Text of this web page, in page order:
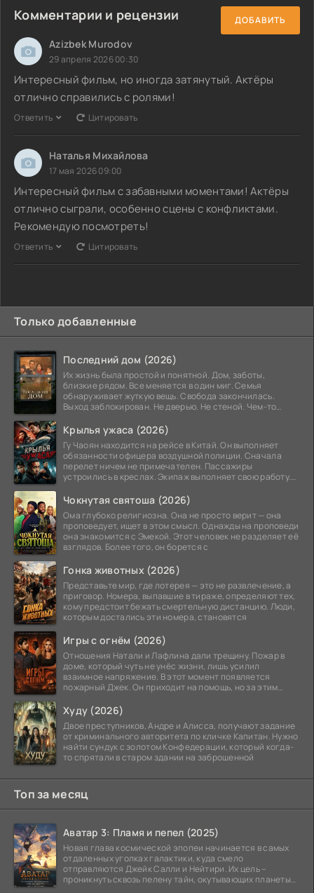
Комментарии и рецензии ДОБАВИТЬ
Azizbek Murodov
29 апреля 2026 00:30
Интересный фильм, но иногда затянутый. Актёры
отлично справились с ролями!
Ответить Цитировать
Наталья Михайлова
17 мая 2026 09:00
Интересный фильм с забавными моментами! Актёры
отлично сыграли, особенно сцены с конфликтами.
Рекомендую посмотреть!
Ответить Цитировать
Только добавленные
Последний дом (2026)
Их жизнь была простой и понятной. Дом, заботы,
близкие рядом. Все меняется в один миг. Семья
обнаруживает жуткую вещь. Свобода закончилась.
Выход заблокирован. Не дверью. Не стеной. Чем-то
Крылья ужаса (2026)
Гу Чаоян находится на рейсе в Китай. Он выполняет
обязанности офицера воздушной полиции. Сначала
перелет ничем не примечателен. Пассажиры
устроились в креслах. Экипаж выполняет свою работу.
Чокнутая святоша (2026)
Ома глубоко религиозна. Она не просто верит — она
проповедует, ищет в этом смысл. Однажды на проповеди
она знакомится с Эмекой. Этот человек не разделяет её
взглядов. Более того, он борется с
Гонка животных (2026)
Представьте мир, где лотерея — это не развлечение, а
приговор. Номера, выпавшие в тираже, определяют тех,
кому предстоит бежать смертельную дистанцию. Люди,
которым достались эти номера, становятся
Игры с огнём (2026)
Отношения Натали и Лафлина дали трещину. Пожар в
доме, который чуть не унёс жизни, лишь усилил
взаимное напряжение. В этот момент появляется
пожарный Джек. Он приходит на помощь, но за этим
Худу (2026)
Двое преступников, Андре и Алисса, получают задание
от криминального авторитета по кличке Капитан. Нужно
найти сундук с золотом Конфедерации, который когда-
то спрятали в старом здании на заброшенной
Топ за месяц
Аватар 3: Пламя и пепел (2025)
Новая глава космической эпопеи начинается в самых
отдаленных уголках галактики, куда смело
отправляются Джейк Салли и Нейтири. Их цель –
проникнуть сквозь пелену тайн, окутывающих планеты